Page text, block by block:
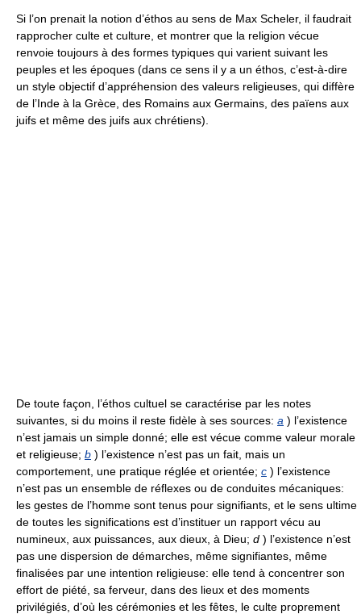
Si l’on prenait la notion d’éthos au sens de Max Scheler, il faudrait
rapprocher culte et culture, et montrer que la religion vécue
renvoie toujours à des formes typiques qui varient suivant les
peuples et les époques (dans ce sens il y a un éthos, c’est-à-dire
un style objectif d’appréhension des valeurs religieuses, qui diffère
de l’Inde à la Grèce, des Romains aux Germains, des païens aux
juifs et même des juifs aux chrétiens).
De toute façon, l’éthos cultuel se caractérise par les notes
suivantes, si du moins il reste fidèle à ses sources: a ) l’existence
n’est jamais un simple donné; elle est vécue comme valeur morale
et religieuse; b ) l’existence n’est pas un fait, mais un
comportement, une pratique réglée et orientée; c ) l’existence
n’est pas un ensemble de réflexes ou de conduites mécaniques:
les gestes de l’homme sont tenus pour signifiants, et le sens ultime
de toutes les significations est d’instituer un rapport vécu au
numineux, aux puissances, aux dieux, à Dieu; d ) l’existence n’est
pas une dispersion de démarches, même signifiantes, même
finalisées par une intention religieuse: elle tend à concentrer son
effort de piété, sa ferveur, dans des lieux et des moments
privilégiés, d’où les cérémonies et les fêtes, le culte proprement